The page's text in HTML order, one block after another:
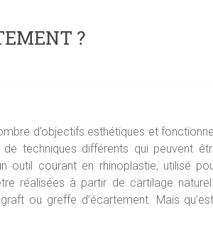
?
d’objectifs esthétiques et
techniques différents qui peuvent
outil courant en rhinoplastie, utilisé
réalisées à partir de cartilage
ou greffe d’écartement. Mais